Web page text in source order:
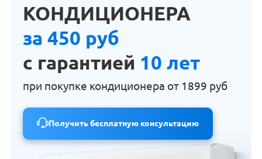
КОНДИЦИОНЕРА
за 450 руб
с гарантией 10 лет
при покупке кондиционера от 1899 руб
Получить бесплатную консультацию